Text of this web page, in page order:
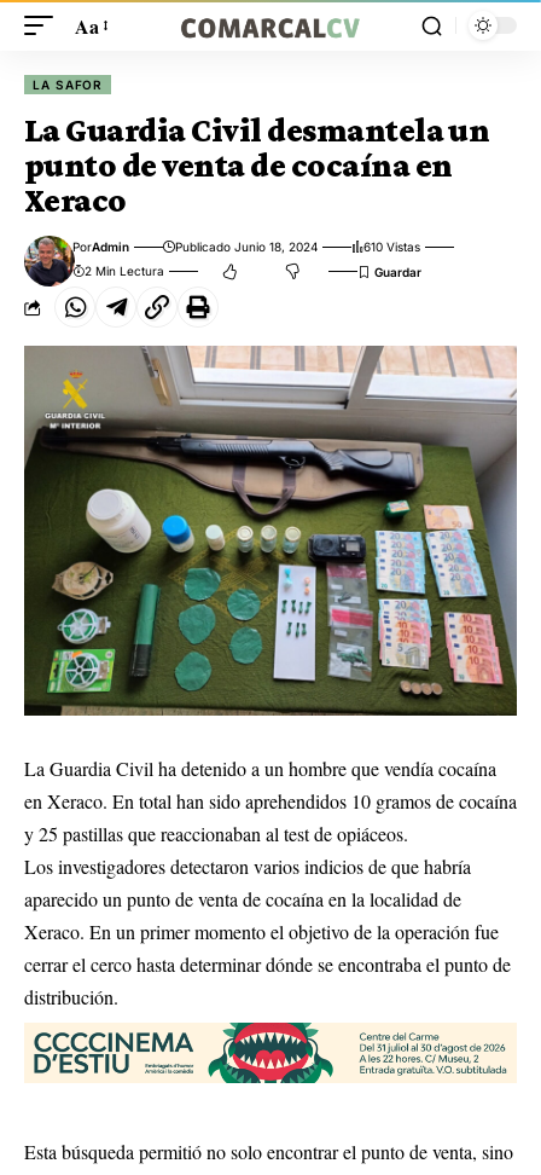
Aa
LA SAFOR
La Guardia Civil desmantela un
punto de venta de cocaína en
Xeraco
PorAdmin Publicado Junio 18, 2024
610 Vistas
2 Min Lectura
La Guardia Civil ha detenido a un hombre que vendía cocaína
en Xeraco. En total han sido aprehendidos 10 gramos de cocaína
y 25 pastillas que reaccionaban al test de opiáceos.
Los investigadores detectaron varios indicios de que habría
aparecido un punto de venta de cocaína en la localidad de
Xeraco. En un primer momento el objetivo de la operación fue
cerrar el cerco hasta determinar dónde se encontraba el punto de
distribución.
Esta búsqueda permitió no solo encontrar el punto de venta, sino